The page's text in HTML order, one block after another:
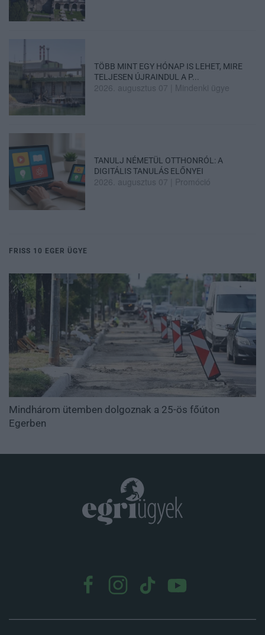
TÖBB MINT EGY HÓNAP IS LEHET, MIRE
TELJESEN ÚJRAINDUL A P...
2026. augusztus 07 Mindenki ügye
TANULJ NÉMETÜL OTTHONRÓL: A
DIGITÁLIS TANULÁS ELŐNYEI
2026. augusztus 07 Promóció
FRISS 10 EGER ÜGYE
Mindhárom ütemben dolgoznak a 25-ös főúton
Egerben